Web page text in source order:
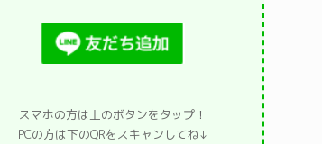
スマホの方は上のボタンをタップ！
PCの方は下のQRをスキャンしてね↓